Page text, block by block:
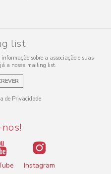
list
sobre a associação e suas
a nossa mailing list.
de Privacidade
Instagram